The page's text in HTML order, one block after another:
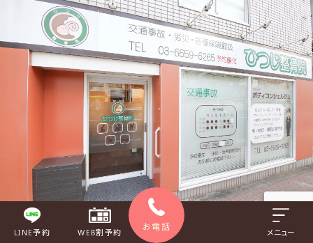
LINE予約 WEB割予約
お電話
メニュー
初めての方へ